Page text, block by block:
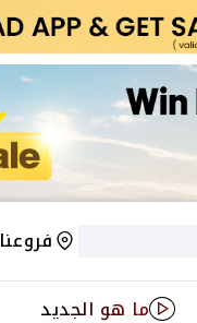
فروعنا
ما هو الجديد